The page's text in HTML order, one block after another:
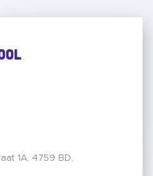
1A, 4759 BD,